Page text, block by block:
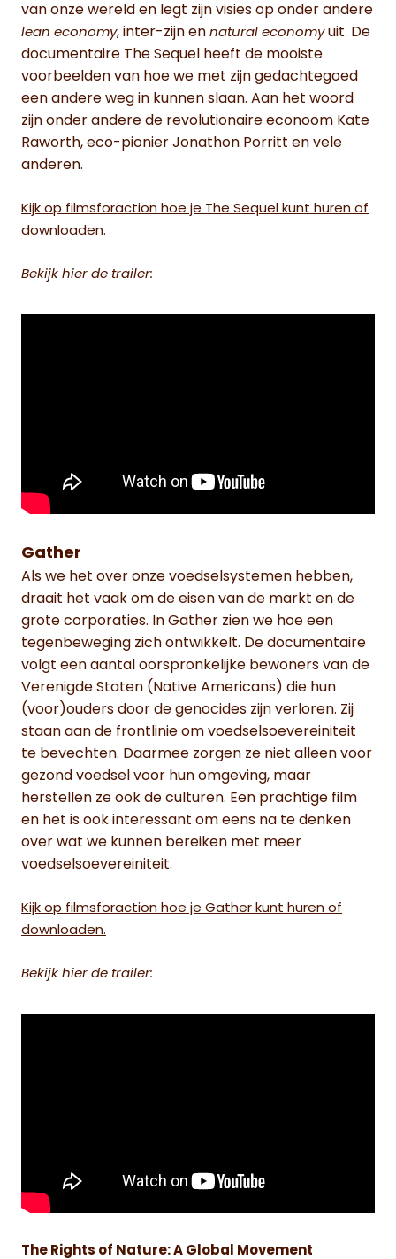
van onze wereld en legt zijn visies op onder andere
lean economy, inter-zijn en natural economyuit. De
documentaire The Sequel heeft de mooiste
voorbeelden van hoe we met zijn gedachtegoed
een andere weg in kunnen slaan. Aan het woord
zijn onder andere de revolutionaire econoom Kate
Raworth, eco-pionier Jonathon Porritt en vele
anderen.
Kijk op filmsforaction hoe je The Sequel kunt huren of
downloaden.
Bekijk hier de trailer:
Gather
Als we het over onze voedselsystemen hebben,
draait het vaak om de eisen van de markt en de
grote corporaties. In Gather zien we hoe een
tegenbeweging zich ontwikkelt. De documentaire
volgt een aantal oorspronkelijke bewoners van de
Verenigde Staten (Native Americans) die hun
(voor)ouders door de genocides zijn verloren. Zij
staan aan de frontlinie om voedselsoevereiniteit
te bevechten. Daarmee zorgen ze niet alleen voor
gezond voedsel voor hun omgeving, maar
herstellen ze ook de culturen. Een prachtige film
en het is ook interessant om eens na te denken
over wat we kunnen bereiken met meer
voedselsoevereiniteit.
Kijk op filmsforaction hoe je Gather kunt huren of
downloaden.
Bekijk hier de trailer:
The Rights of Nature: A Global Movement